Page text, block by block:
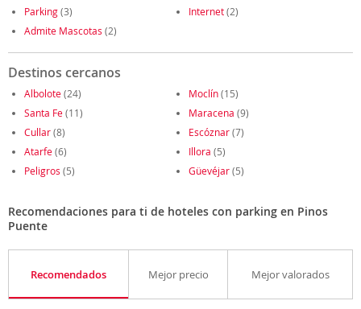
Parking(3) Internet(2)
Admite Mascotas (2)
Destinos cercanos
Albolote(24) Moclín(15)
Santa Fe(11) Maracena (9)
Cullar(8) Escóznar(7)
Atarfe(6) Illora (5)
Peligros (5) Güevéjar(5)
Recomendaciones para ti de hoteles con parking en Pinos
Puente
Recomendados Mejor precio Mejor valorados